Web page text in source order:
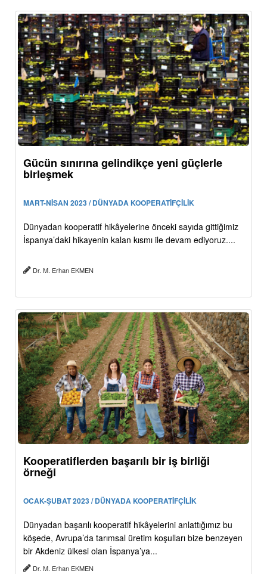
Gücün sınırına gelindikçe yeni güçlerle
birleşmek
MART-NİSAN 2023 / DÜNYADA KOOPERATİFÇİLİK
Dünyadan kooperatif hikâyelerine önceki sayıda gittiğimiz
İspanya’daki hikayenin kalan kısmı ile devam ediyoruz....
Dr. M. Erhan EKMEN
Kooperatiflerden başarılı bir iş birliği
örneği
OCAK-ŞUBAT 2023 / DÜNYADA KOOPERATİFÇİLİK
Dünyadan başarılı kooperatif hikâyelerini anlattığımız bu
köşede, Avrupa’da tarımsal üretim koşulları bize benzeyen
bir Akdeniz ülkesi olan İspanya’ya...
Dr. M. Erhan EKMEN